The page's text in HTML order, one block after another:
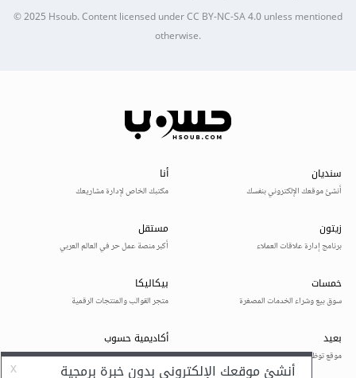
© 2025Hsoub.Content licensed underCC BY-NC-SA 4.0unless mentioned
otherwise.